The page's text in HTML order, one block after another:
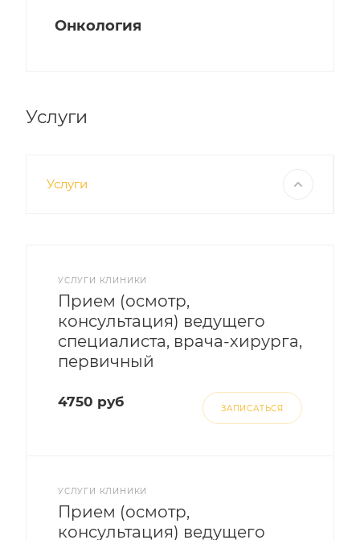
Онкология
Услуги
Услуги
УСЛУГИ КЛИНИКИ
Прием (осмотр,
консультация) ведущего
специалиста, врача-хирурга,
первичный
4750 руб ЗАПИСАТЬСЯ
УСЛУГИ КЛИНИКИ
Прием (осмотр,
консультация) ведущего